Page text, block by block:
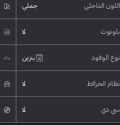
اللون الداخلي جملي
بلوتوث لا
نوع الوقود بنزين
نظام الخرائط لا
سي دي لا